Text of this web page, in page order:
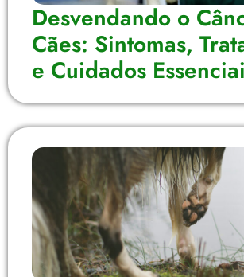
Desvendando o
Cães: Sintomas,
e Cuidados